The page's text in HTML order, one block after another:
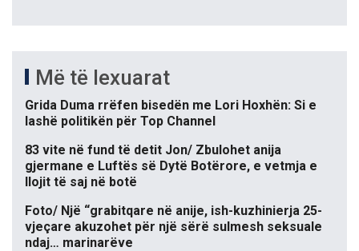
Më të lexuarat
Grida Duma rrëfen bisedën me Lori Hoxhën: Si e
lashë politikën për Top Channel
83 vite në fund të detit Jon/ Zbulohet anija
gjermane e Luftës së Dytë Botërore, e vetmja e
llojit të saj në botë
Foto/ Një “grabitqare në anije, ish-kuzhinierja 25-
vjeçare akuzohet për një sërë sulmesh seksuale
ndaj… marinarëve